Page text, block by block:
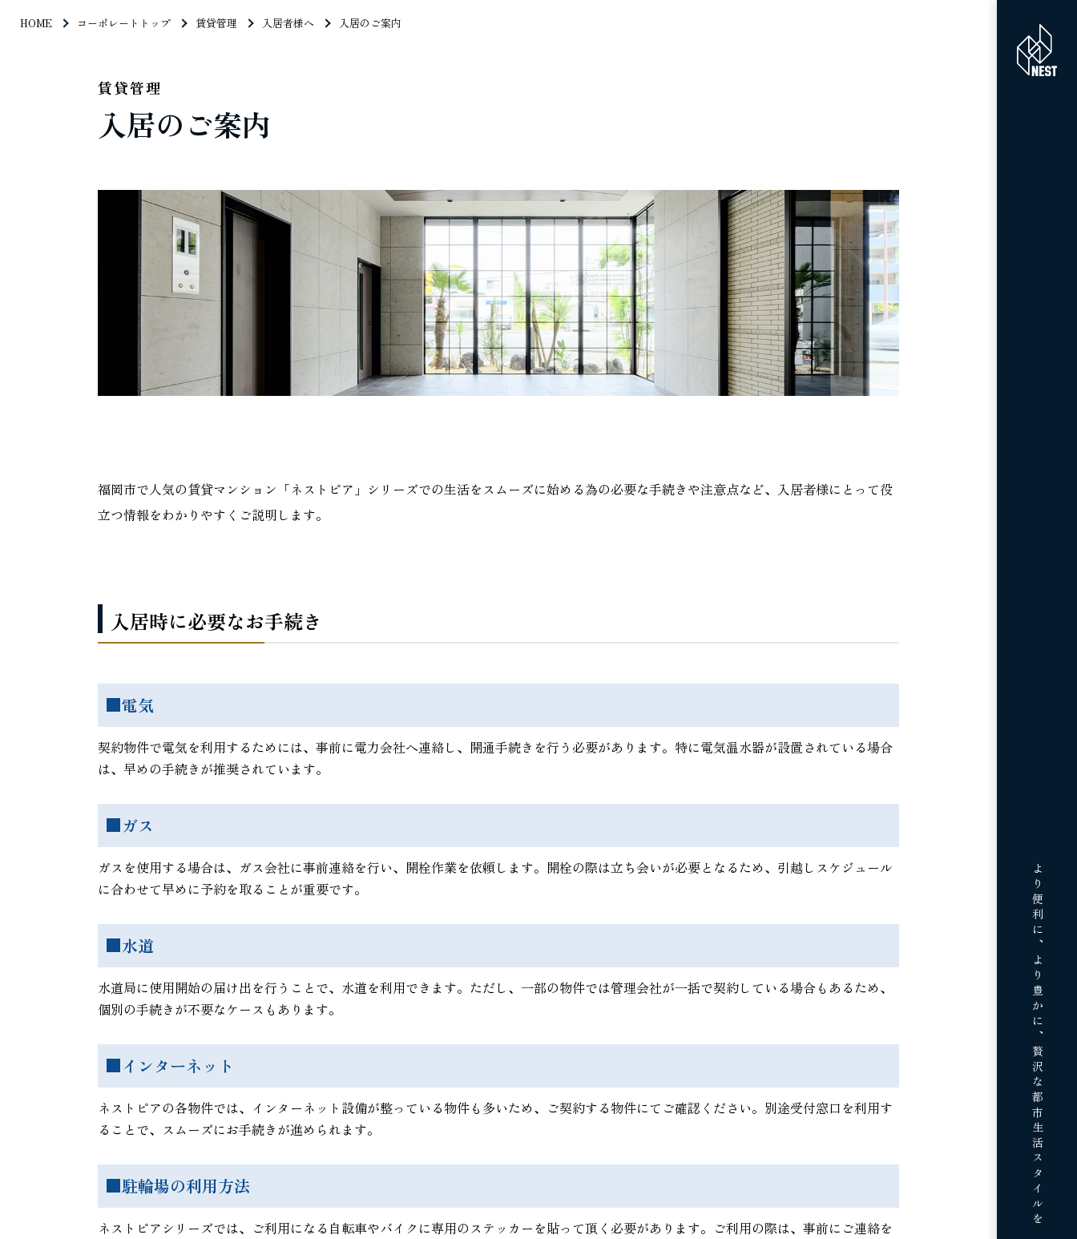
より便利に、より豊かに、
贅沢な都市生活スタイルを
HOME コーポレートトップ 賃貸管理 入居者様へ 入居のご案内
賃貸管理
入居のご案内
福岡市で人気の賃貸マンション「ネストピア」シリーズでの生活をスムーズに始める為の必要な手続きや注意点など、入居者様にとって役
立つ情報をわかりやすくご説明します。
入居時に必要なお手続き
■電気
契約物件で電気を利用するためには、事前に電力会社へ連絡し、開通手続きを行う必要があります。特に電気温水器が設置されている場合
は、早めの手続きが推奨されています。
■ガス
ガスを使用する場合は、ガス会社に事前連絡を行い、開栓作業を依頼します。開栓の際は立ち会いが必要となるため、引越しスケジュール
に合わせて早めに予約を取ることが重要です。
■水道
水道局に使用開始の届け出を行うことで、水道を利用できます。ただし、一部の物件では管理会社が一括で契約している場合もあるため、
個別の手続きが不要なケースもあります。
■インターネット
ネストピアの各物件では、インターネット設備が整っている物件も多いため、ご契約する物件にてご確認ください。別途受付窓口を利用す
ることで、スムーズにお手続きが進められます。
■駐輪場の利用方法
ネストピアシリーズでは、ご利用になる自転車やバイクに専用のステッカーを貼って頂く必要があります。ご利用の際は、事前にご連絡を